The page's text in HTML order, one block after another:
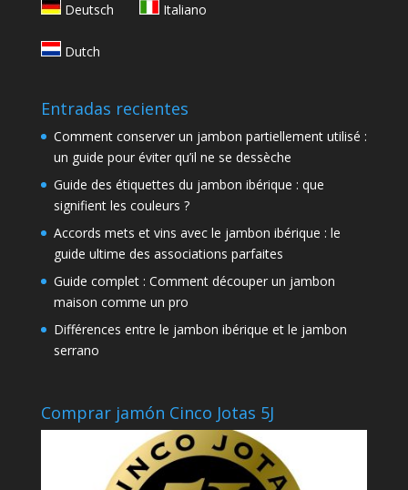
Deutsch Italiano
Dutch
Entradas recientes
Comment conserver un jambon partiellement utilisé :
un guide pour éviter qu’il ne se dessèche
Guide des étiquettes du jambon ibérique : que
signifient les couleurs ?
Accords mets et vins avec le jambon ibérique : le
guide ultime des associations parfaites
Guide complet : Comment découper un jambon
maison comme un pro
Différences entre le jambon ibérique et le jambon
serrano
Comprar jamón Cinco Jotas 5J